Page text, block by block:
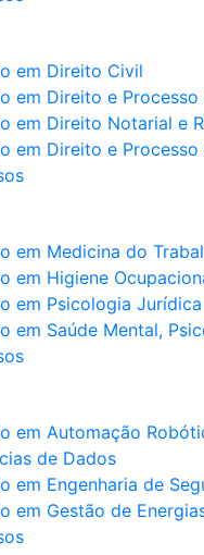
em Direito Civil
em Direito e
em Direito Notarial e
em Direito e
em Medicina do
em Higiene
em Psicologia Jurídica
em Saúde Mental,
em Automação
de Dados
em Engenharia de
em Gestão de